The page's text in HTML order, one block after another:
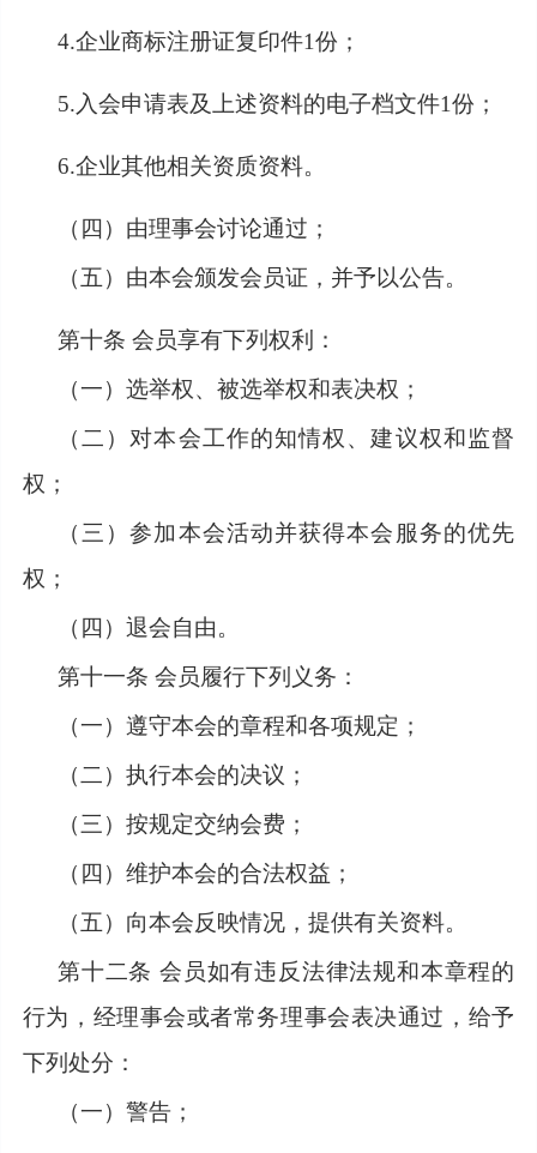
4.企业商标注册证复印件1份；
5.入会申请表及上述资料的电子档文件1份；
6.企业其他相关资质资料。
（四）由理事会讨论通过；
（五）由本会颁发会员证，并予以公告。
第十条 会员享有下列权利：
（一）选举权、被选举权和表决权；
（二）对本会工作的知情权、建议权和监督
权；
（三）参加本会活动并获得本会服务的优先
权；
（四）退会自由。
第十一条 会员履行下列义务：
（一）遵守本会的章程和各项规定；
（二）执行本会的决议；
（三）按规定交纳会费；
（四）维护本会的合法权益；
（五）向本会反映情况，提供有关资料。
第十二条 会员如有违反法律法规和本章程的
行为，经理事会或者常务理事会表决通过，给予
下列处分：
（一）警告；